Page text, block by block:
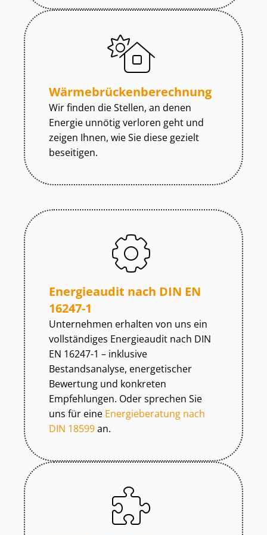
Wär­me­brü­cken­be­rech­nung
Wir finden die Stellen, an denen
Energie unnötig verloren geht und
zeigen Ihnen, wie Sie diese gezielt
beseitigen.
Energieaudit nach DIN EN
16247-1
Unternehmen erhalten von uns ein
vollständiges Energieaudit nach DIN
EN 16247-1 – inklusive
Bestandsanalyse, energetischer
Bewertung und konkreten
Empfehlungen. Oder sprechen Sie
uns für eine Energieberatung nach
DIN 18599an.